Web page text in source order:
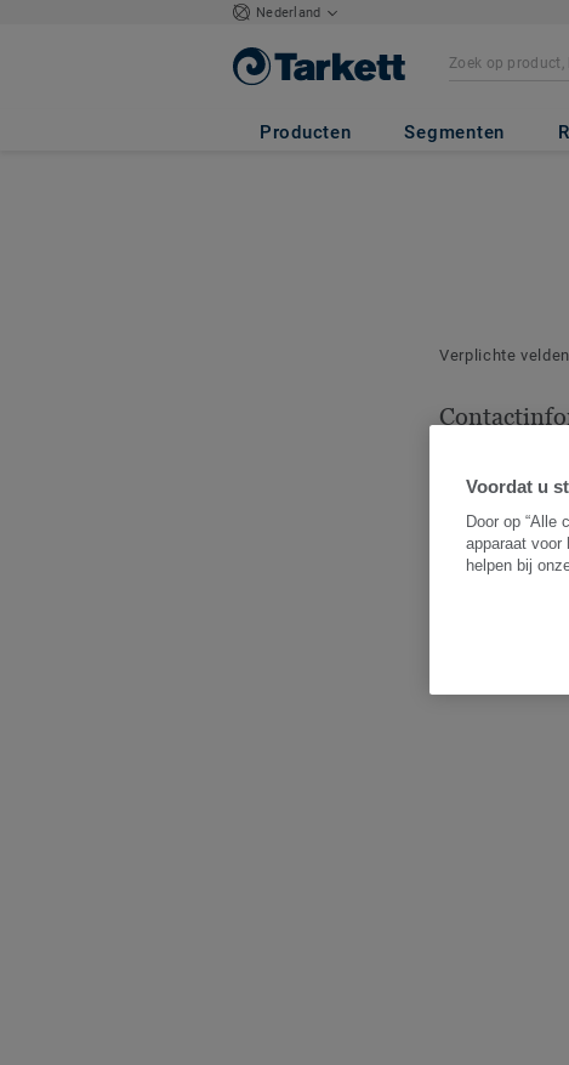
Nederland
Producten Segmenten
Verplichte velden
deze bestelling.
Voordat u
Door op “Alle
apparaat voor
helpen bij